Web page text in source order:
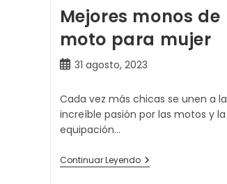
Mejores monos de
moto para mujer
Publicación
la
entrada:
31 agosto, 2023
Cada vez más chicas se unen a la
increíble pasión por las motos y la
equipación…
Continuar LeyendoMejores
Monos